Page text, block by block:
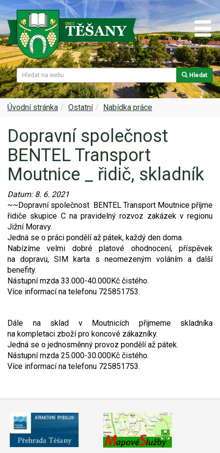
Hledat
Úvodní stránka Ostatní Nabídka práce
Dopravní společnost
BENTEL Transport
Moutnice _ řidič, skladník
Datum: 8. 6. 2021
~~Dopravní společnost BENTEL Transport Moutnice příjme
řidiče skupice C na pravidelný rozvoz zakázek v regionu
Jižní Moravy.
Jedná se o práci pondělí až pátek, každý den doma.
Nabízíme velmi dobré platové ohodnocení, příspěvek
na dopravu, SIM karta s neomezeným voláním a další
benefity.
Nástupní mzda 33.000-40.000Kč čistého.
Více informací na telefonu 725851753.
Dále na sklad v Moutnicích přijmeme skladníka
na kompletaci zboží pro koncové zákazníky.
Jedná se o jednosměnný provoz pondělí až pátek.
Nástupní mzda 25.000-30.000Kč čistého.
Více informací na telefonu 725851753.
Naše obec
Z historie
Památky v Těšanech
Zajímavosti v obci
Znak a prapor obce
Virtuální prohlídka
Video - průlet dronem
Naše koně
Úřední deska
Samospráva
Dokumenty obce
Projekty
Matrika
Hlášení rozhlasu
Poruchy, omezení
Mapové služby
Kontakty a info
Spolky a sdružení
Kultura
Obecní knihovna
Srub
Sport
Ohlédnutí za lety 2015-2019
Okolní obce
Škola
Farnost
Služby, firmy
Zdravotní služby
Foto, video
Rezervační systém obce
Nabídka práce
Smuteční oznámení
Odkazy